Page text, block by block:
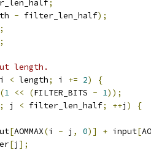
;
- filter_len_half);
length.
i < length; i += 2)
{
(1 << (FILTER_BITS - 1));
; j < filter_len_half; ++j )
{
[AOMMAX(i - j , 0)] + input[
[j ];